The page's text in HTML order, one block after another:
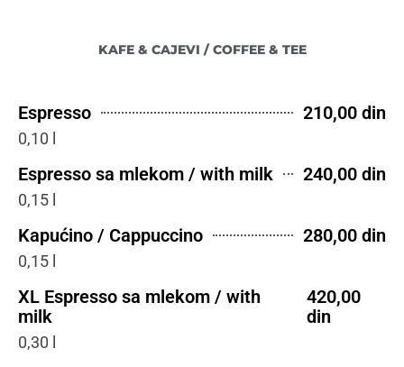
KAFE & CAJEVI / COFFEE & TEE
Espresso 210,00 din
0,10 l
Espresso sa mlekom / with milk 240,00 din
0,15 l
Kapućino / Cappuccino 280,00 din
0,15 l
XL Espresso sa mlekom / with
milk
420,00
din
0,30 l